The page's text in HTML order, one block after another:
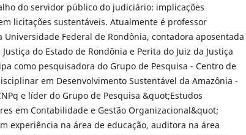
do servidor público do judiciário: implicações
licitações sustentáveis. Atualmente é professor
Universidade Federal de Rondônia, contadora aposentada
do Estado de Rondônia e Perita do Juiz da Justiça
como pesquisadora do Grupo de Pesquisa - Centro de
em Desenvolvimento Sustentável da Amazônia -
e líder do Grupo de Pesquisa &quot;Estudos
em Contabilidade e Gestão Organizacional&quot;
experiência na área de educação, auditora na área